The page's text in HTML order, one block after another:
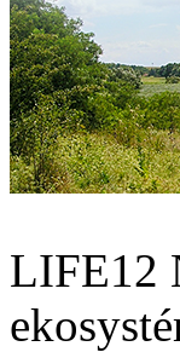
LIFE12